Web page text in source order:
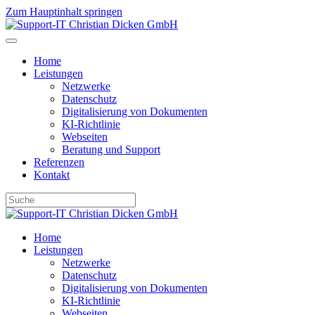
Zum Hauptinhalt springen
Home
Leistungen
Netzwerke
Datenschutz
Digitalisierung von Dokumenten
KI-Richtlinie
Webseiten
Beratung und Support
Referenzen
Kontakt
Home
Leistungen
Netzwerke
Datenschutz
Digitalisierung von Dokumenten
KI-Richtlinie